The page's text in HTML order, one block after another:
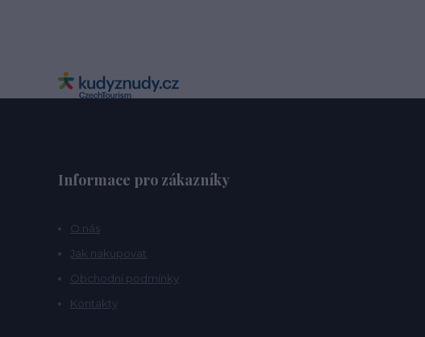
Informace pro zákazníky
O nás
Jak nakupovat
Obchodní podmínky
Kontakty